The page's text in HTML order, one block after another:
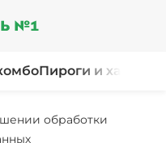
Пироги и
обработки